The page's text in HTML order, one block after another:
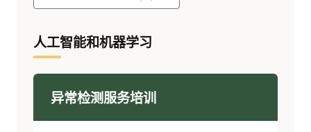
人工智能和机器学习
异常检测服务培训